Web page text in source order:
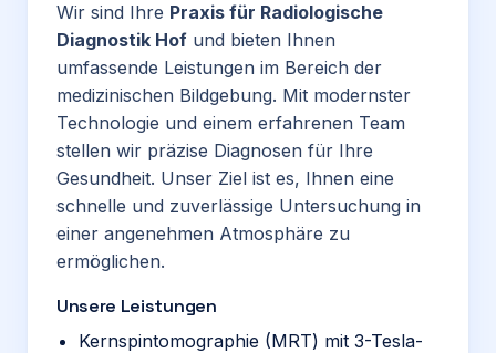
Wir sind Ihre Praxis für Radiologische
Diagnostik Hof und bieten Ihnen
umfassende Leistungen im Bereich der
medizinischen Bildgebung. Mit modernster
Technologie und einem erfahrenen Team
stellen wir präzise Diagnosen für Ihre
Gesundheit. Unser Ziel ist es, Ihnen eine
schnelle und zuverlässige Untersuchung in
einer angenehmen Atmosphäre zu
ermöglichen.
Unsere Leistungen
Kernspintomographie (MRT) mit 3-Tesla-